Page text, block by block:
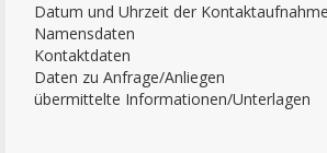
Datum und Uhrzeit der Kontaktaufnahme
Namensdaten
Kontaktdaten
Daten zu Anfrage/Anliegen
übermittelte Informationen/Unterlagen